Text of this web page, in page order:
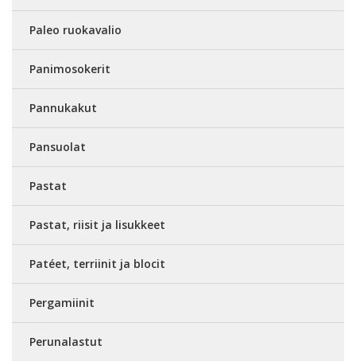
Paleo ruokavalio
Panimosokerit
Pannukakut
Pansuolat
Pastat
Pastat, riisit ja lisukkeet
Patéet, terriinit ja blocit
Pergamiinit
Perunalastut